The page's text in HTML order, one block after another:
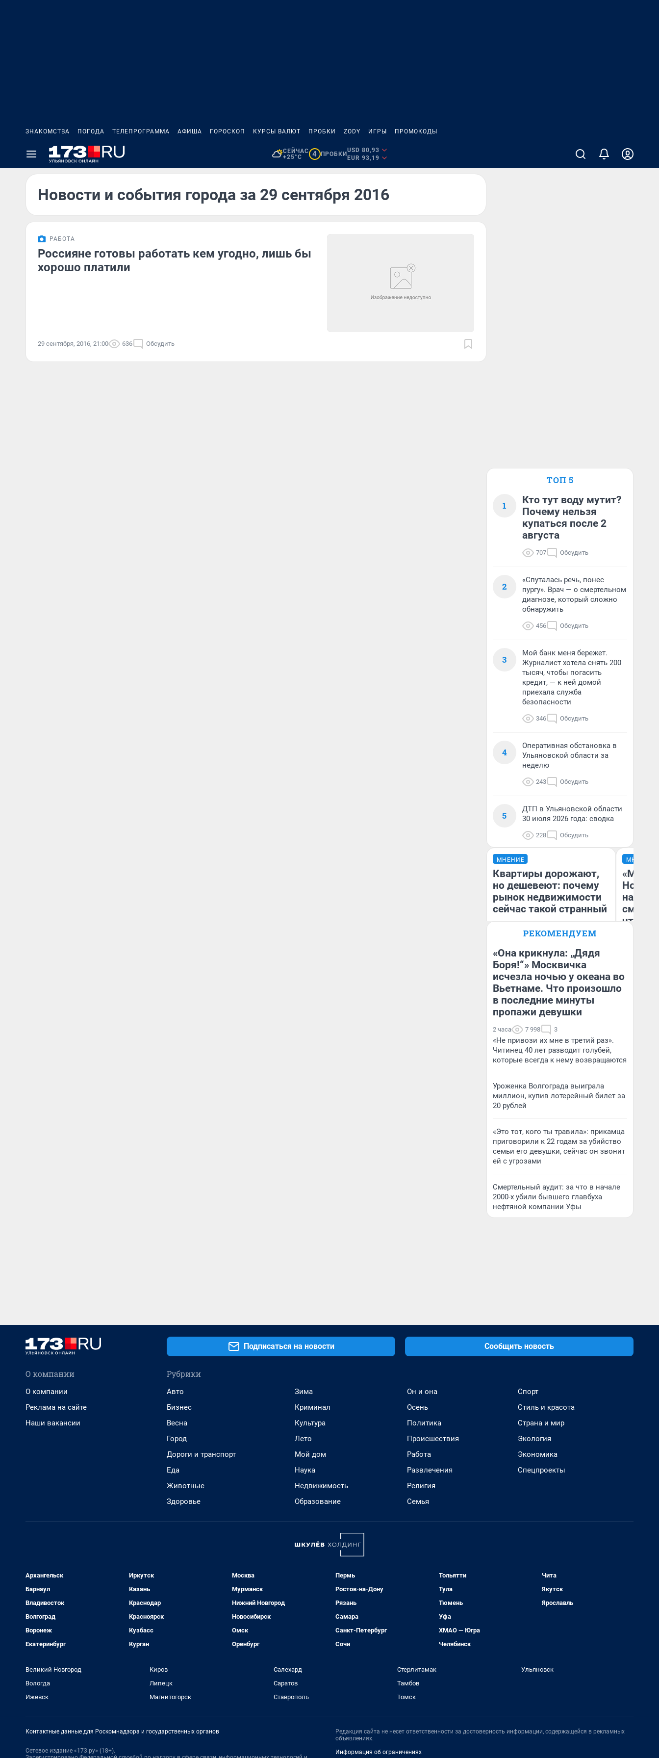
ЗНАКОМСТВА ПОГОДА ТЕЛЕПРОГРАММА АФИША ГОРОСКОП КУРСЫ ВАЛЮТ ПРОБКИ ZODY ИГРЫ ПРОМОКОДЫ
СЕЙЧАС
+25°C
4 ПРОБКИ
USD 80,93
EUR 93,19
Новости и события города за 29 сентября 2016
РАБОТА
Россияне готовы работать кем угодно, лишь бы
хорошо платили
29 сентября, 2016, 21:00 636 Обсудить
ТОП 5
1
Кто тут воду мутит?
Почему нельзя
купаться после 2
августа
707 Обсудить
2
«Спуталась речь, понес
пургу». Врач — о смертельном
диагнозе, который сложно
обнаружить
456 Обсудить
3
Мой банк меня бережет.
Журналист хотела снять 200
тысяч, чтобы погасить
кредит, — к ней домой
приехала служба
безопасности
346 Обсудить
4
Оперативная обстановка в
Ульяновской области за
неделю
243 Обсудить
5
ДТП в Ульяновской области
30 июля 2026 года: сводка
228 Обсудить
МНЕНИЕ
Квартиры дорожают,
но дешевеют: почему
рынок недвижимости
сейчас такой странный
Екатерина Торопова
директор агентства
недвижимости
МНЕНИЕ
«Мы
чтобы
РЕКОМЕНДУЕМ
«Она крикнула: „Дядя
Боря!“» Москвичка
исчезла ночью у океана во
Вьетнаме. Что произошло
в последние минуты
пропажи девушки
2 часа 7 998 3
«Не привози их мне в третий раз».
Читинец 40 лет разводит голубей,
которые всегда к нему возвращаются
Уроженка Волгограда выиграла
миллион, купив лотерейный билет за
20 рублей
«Это тот, кого ты травила»: прикамца
приговорили к 22 годам за убийство
семьи его девушки, сейчас он звонит
ей с угрозами
Смертельный аудит: за что в начале
2000-х убили бывшего главбуха
нефтяной компании Уфы
Подписаться на новости Сообщить новость
О компании
О компании
Реклама на сайте
Наши вакансии
Рубрики
Авто
Бизнес
Весна
Город
Дороги и транспорт
Еда
Животные
Здоровье
Зима
Криминал
Культура
Лето
Мой дом
Наука
Недвижимость
Образование
Он и она
Осень
Политика
Происшествия
Работа
Развлечения
Религия
Семья
Спорт
Стиль и красота
Страна и мир
Экология
Экономика
Спецпроекты
Архангельск
Барнаул
Владивосток
Волгоград
Воронеж
Екатеринбург
Иркутск
Казань
Краснодар
Красноярск
Кузбасс
Курган
Москва
Мурманск
Нижний Новгород
Новосибирск
Омск
Оренбург
Пермь
Ростов-на-Дону
Рязань
Самара
Санкт-Петербург
Сочи
Тольятти
Тула
Тюмень
Уфа
ХМАО — Югра
Челябинск
Чита
Якутск
Ярославль
Великий Новгород
Вологда
Ижевск
Киров
Липецк
Магнитогорск
Салехард
Саратов
Ставрополь
Стерлитамак
Тамбов
Томск
Ульяновск
Контактные данные для Роскомнадзора и государственных органов
Сетевое издание «173.ру» (18+).
Редакция сайта не несет ответственности за достоверность информации, содержащейся в рекламных
объявлениях.
Информация об ограничениях